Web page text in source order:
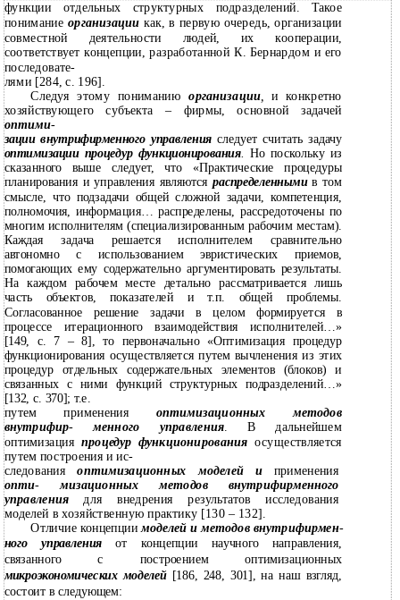
функции отдельных структурных подразделений. Такое
понимание организациикак, в первую очередь, организации
совместной деятельности людей, их кооперации,
соответствует концепции, разработанной К. Бернардом и его
последовате-
лями [284, с. 196].
Следуя этому пониманиюорганизации,и конкретно
хозяйствующего субъекта – фирмы, основной задачей
оптими-
зации внутрифирменного управления следует считать задачу
оптимизации процедур функционирования. Но поскольку из
сказанного выше следует, что «Практические процедуры
планирования и управления являются распределеннымив том
смысле, что подзадачи общей сложной задачи, компетенция,
полномочия, информация… распределены, рассредоточены по
многим исполнителям (специализированным рабочим местам).
Каждая задача решается исполнителем сравнительно
автономно с использованием эвристических приемов,
помогающих ему содержательно аргументировать результаты.
На каждом рабочем месте детально рассматривается лишь
часть объектов, показателей и т.п. общей проблемы.
Согласованное решение задачи в целом формируется в
процессе итерационного взаимодействия исполнителей…»
[149, с. 7 – 8], то первоначально «Оптимизация процедур
функционирования осуществляется путем вычленения из этих
процедур отдельных содержательных элементов (блоков) и
связанных с ними функций структурных подразделений…»
[132, с. 370]; т.е.
путем применения оптимизационных методов
внутрифир-менного управления. В дальнейшем
оптимизация процедур функционирования осуществляется
путем построения и ис-
следованияоптимизационных моделей и применения
опти-мизационных методов внутрифирменного
управлениядля внедрения результатов исследования
моделей в хозяйственную практику [130 – 132].
Отличие концепциимоделей и методов внутрифирмен-
ного управленияот концепции научного направления,
связанного с построением оптимизационных
микроэкономических моделей [186, 248, 301], на наш взгляд,
состоит в следующем: